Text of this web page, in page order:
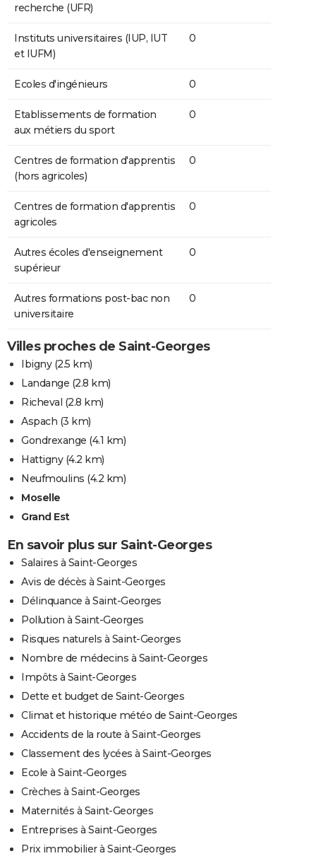
recherche (UFR)
Instituts universitaires (IUP, IUT
et IUFM)
0
Ecoles d'ingénieurs 0
Etablissements de formation
aux métiers du sport
0
Centres de formation d'apprentis
(hors agricoles)
0
Centres de formation d'apprentis
agricoles
0
Autres écoles d'enseignement
supérieur
0
Autres formations post-bac non
universitaire
0
Villes proches de Saint-Georges
Ibigny(2.5 km)
Landange (2.8 km)
Richeval (2.8 km)
Aspach (3 km)
Gondrexange (4.1 km)
Hattigny(4.2 km)
Neufmoulins (4.2 km)
Moselle
Grand Est
En savoir plus sur Saint-Georges
Salaires à Saint-Georges
Avis de décès à Saint-Georges
Délinquance à Saint-Georges
Pollution à Saint-Georges
Risques naturels à Saint-Georges
Nombre de médecins à Saint-Georges
Impôts à Saint-Georges
Dette et budget de Saint-Georges
Climat et historique météo de Saint-Georges
Accidents de la route à Saint-Georges
Classement des lycées à Saint-Georges
Ecole à Saint-Georges
Crèches à Saint-Georges
Maternités à Saint-Georges
Entreprises à Saint-Georges
Prix immobilier à Saint-Georges